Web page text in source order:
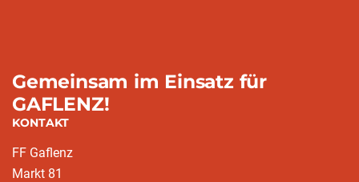
Gemeinsam im Einsatz für
GAFLENZ!
KONTAKT
FF Gaflenz
Markt 81